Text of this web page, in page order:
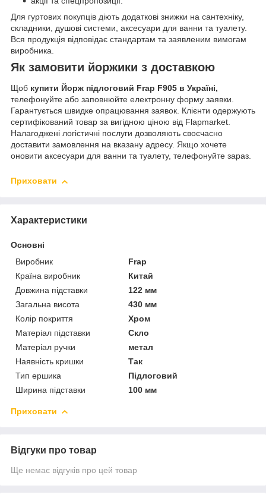
Для гуртових покупців діють додаткові знижки на сантехніку,
складники, душові системи, аксесуари для ванни та туалету.
Вся продукція відповідає стандартам та заявленим вимогам
виробника.
Як замовити йоржики з доставкою
Щоб купити Йорж підлоговий Frap F905 в Україні,
телефонуйте або заповнюйте електронну форму заявки.
Гарантується швидке опрацювання заявок. Клієнти одержують
сертифікований товар за вигідною ціною від Flapmarket.
Налагоджені логістичні послуги дозволяють своєчасно
доставити замовлення на вказану адресу. Якщо хочете
оновити аксесуари для ванни та туалету, телефонуйте зараз.
Приховати
Характеристики
Основні
Виробник
Frap
Країна виробник
Китай
Довжина підставки
122 мм
Загальна висота
430 мм
Колір покриття
Хром
Матеріал підставки
Скло
Матеріал ручки
метал
Наявність кришки
Так
Тип ершика
Підлоговий
Ширина підставки
100 мм
Приховати
Відгуки про товар
Ще немає відгуків про цей товар